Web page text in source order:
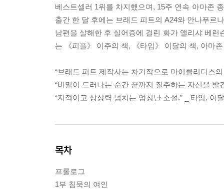
베스트셀러 1위를 차지했으며, 15주 연속 아마존
출간 한 달 후에는 브래드 피트의 A24와 안나푸르
남편을 살해한 후 실어증에 걸린 화가 앨리샤 베
는 《피플》 이주의 책, 《타임》 이달의 책, 아마
“브래드 피트 제작사는 차기작으로 마이클리디스
“비밀이 드러나는 순간 끝까지 질주하는 자신을 발
“지적이고 상상력 넘치는 엄청난 소설.” _ 타임, 이
목차
프롤로그
1부 침묵의 여인